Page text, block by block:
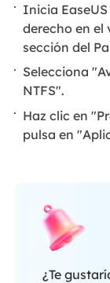
Inicia
derecho en el
sección del
Selecciona
NTFS".
Haz clic en
pulsa en
¿Te